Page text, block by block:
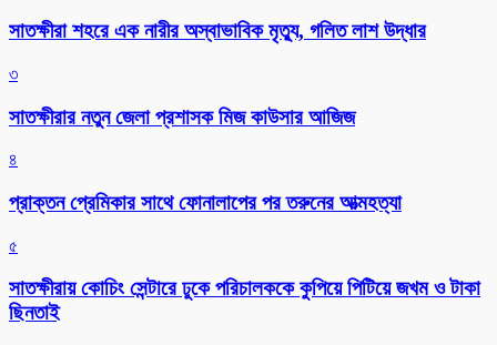
সাতক্ষীরা শহরে এক নারীর অস্বাভাবিক মৃত্যু, গলিত লাশ উদ্ধার
৩
সাতক্ষীরার নতুন জেলা প্রশাসক মিজ কাউসার আজিজ
৪
প্রাক্তন প্রেমিকার সাথে ফোনালাপের পর তরুনের আত্মহত্যা
৫
সাতক্ষীরায় কোচিং সেন্টারে ঢুকে পরিচালককে কুপিয়ে পিটিয়ে জখম ও টাকা
ছিনতাই